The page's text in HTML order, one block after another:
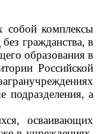
собой комплексы
гражданства, в
образования в
Российской
подразделения, а
осваивающих